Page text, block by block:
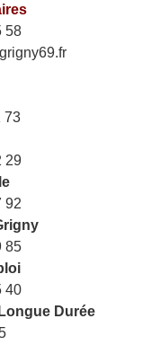
58
73
29
92
85
40
Durée